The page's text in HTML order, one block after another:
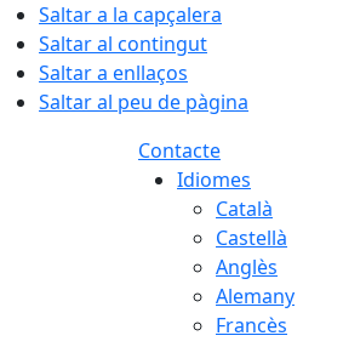
Saltar a la capçalera
Saltar al contingut
Saltar a enllaços
Saltar al peu de pàgina
Contacte
Idiomes
Català
Castellà
Anglès
Alemany
Francès